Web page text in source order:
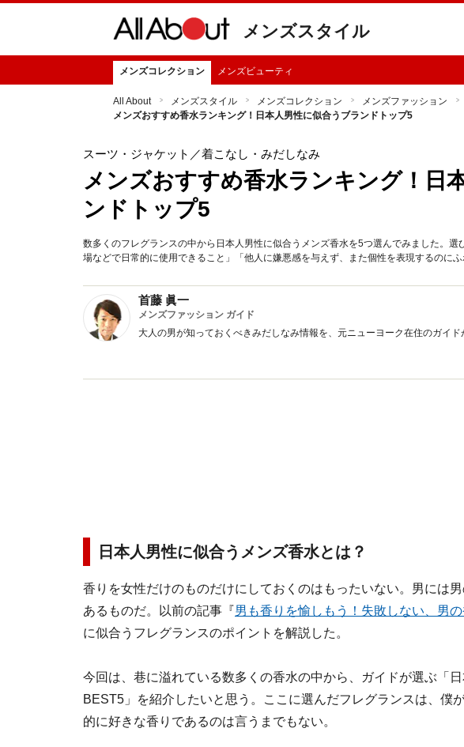
メンズスタイル
メンズコレクション メンズビューティ
All About メンズスタイル メンズコレクション メンズファッション
メンズおすすめ香水ランキング！日本人男性に似合うブランドトップ5
スーツ・ジャケット ／着こなし・みだしなみ
メンズおすすめ香水ランキング！日
ンドトップ5
数多くのフレグランスの中から日本人男性に似合うメンズ香水を5つ選んでみました。
場などで日常的に使用できること」「他人に嫌悪感を与えず、また個性を表現するのに
首藤 眞一
メンズファッション ガイド
大人の男が知っておくべきみだしなみ情報を、元ニューヨーク在住のガイド
日本人男性に似合うメンズ香水とは？
香りを女性だけのものだけにしておくのはもったいない。男には
あるものだ。以前の記事『男も香りを愉しもう！失敗しない、男
に似合うフレグランスのポイントを解説した。
今回は、巷に溢れている数多くの香水の中から、ガイドが選ぶ「
BEST5」を紹介したいと思う。ここに選んだフレグランスは、僕
的に好きな香りであるのは言うまでもない。